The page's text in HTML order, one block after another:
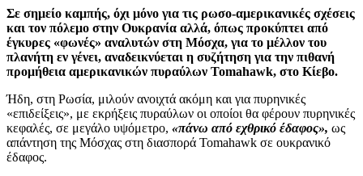
Σε σημείο καμπής, όχι μόνο για τις ρωσο-αμερικανικές σχέσεις
και τον πόλεμο στην Ουκρανία αλλά, όπως προκύπτει από
έγκυρες «φωνές» αναλυτών στη Μόσχα, για το μέλλον του
πλανήτη εν γένει, αναδεικνύεται η συζήτηση για την πιθανή
προμήθεια αμερικανικών πυραύλων Tomahawk, στο Κίεβο.
Ήδη, στη Ρωσία, μιλούν ανοιχτά ακόμη και για πυρηνικές
«επιδείξεις», με εκρήξεις πυραύλων οι οποίοι θα φέρουν πυρηνικές
κεφαλές, σε μεγάλο υψόμετρο, «πάνω από εχθρικό έδαφος», ως
απάντηση της Μόσχας στη διασπορά Tomahawk σε ουκρανικό
έδαφος.